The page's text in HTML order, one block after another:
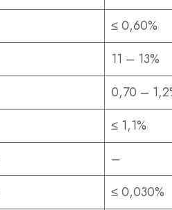
≤ 0,60%
11 – 13%
0,70 –
≤ 1,1%
–
≤ 0,030%